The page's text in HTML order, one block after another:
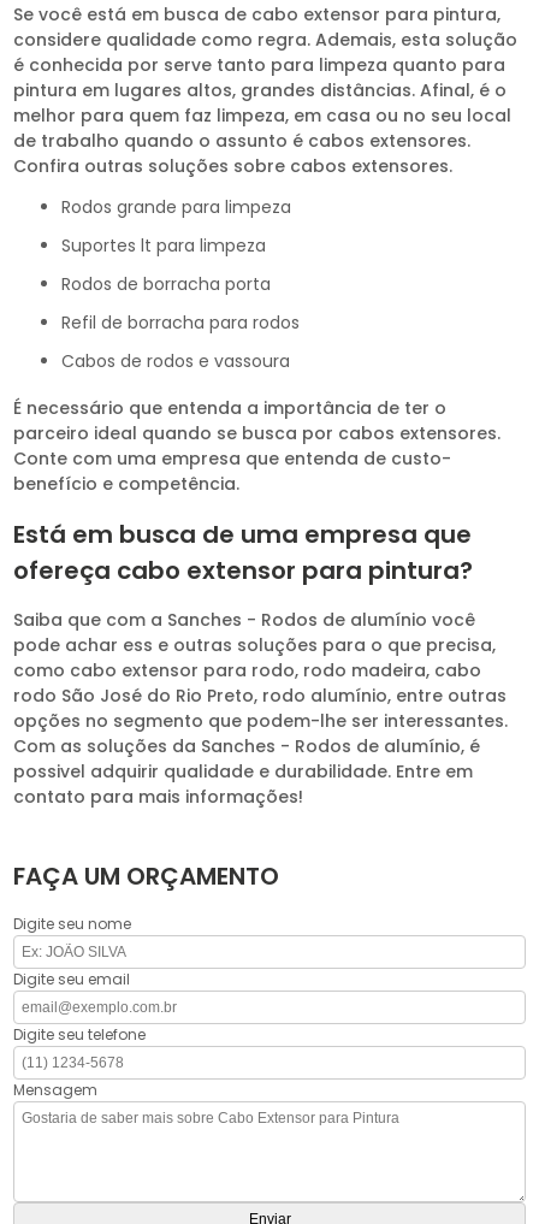
Se você está em busca de cabo extensor para pintura,
considere qualidade como regra. Ademais, esta solução
é conhecida por serve tanto para limpeza quanto para
pintura em lugares altos, grandes distâncias. Afinal, é o
melhor para quem faz limpeza, em casa ou no seu local
de trabalho quando o assunto é cabos extensores.
Confira outras soluções sobre cabos extensores.
rodos grande para limpeza
suportes lt para limpeza
rodos de borracha porta
refil de borracha para rodos
cabos de rodos e vassoura
É necessário que entenda a importância de ter o
parceiro ideal quando se busca por cabos extensores.
Conte com uma empresa que entenda de custo-
benefício e competência.
Está em busca de uma empresa que
ofereça cabo extensor para pintura?
Saiba que com a Sanches - Rodos de alumínio você
pode achar ess e outras soluções para o que precisa,
como cabo extensor para rodo, rodo madeira, cabo
rodo São José do Rio Preto, rodo alumínio, entre outras
opções no segmento que podem-lhe ser interessantes.
Com as soluções da Sanches - Rodos de alumínio, é
possivel adquirir qualidade e durabilidade. Entre em
contato para mais informações!
FAÇA UM ORÇAMENTO
Digite seu nome
Digite seu email
Digite seu telefone
Mensagem